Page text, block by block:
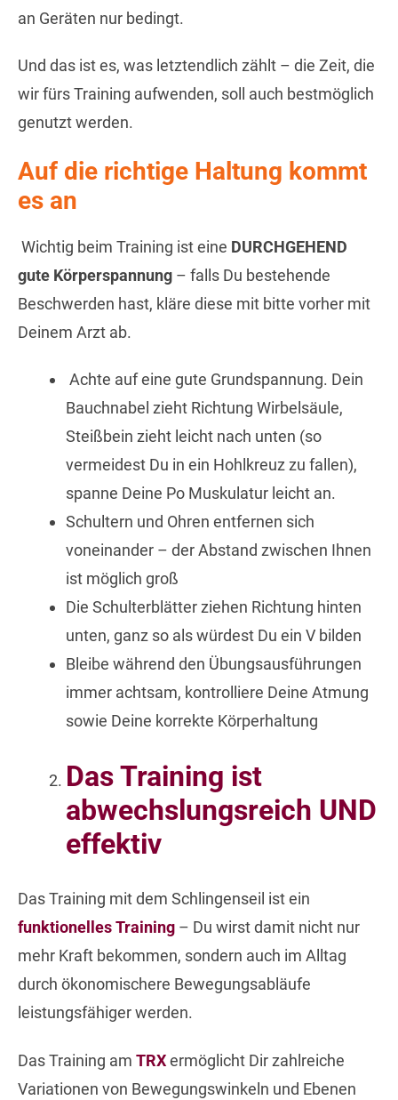
an Geräten nur bedingt.
Und das ist es, was letztendlich zählt – die Zeit, die
wir fürs Training aufwenden, soll auch bestmöglich
genutzt werden.
Auf die richtige Haltung kommt
es an
Wichtig beim Training ist eine DURCHGEHEND
gute Körperspannung – falls Du bestehende
Beschwerden hast, kläre diese mit bitte vorher mit
Deinem Arzt ab.
Achte auf eine gute Grundspannung. Dein
Bauchnabel zieht Richtung Wirbelsäule,
Steißbein zieht leicht nach unten (so
vermeidest Du in ein Hohlkreuz zu fallen),
spanne Deine Po Muskulatur leicht an.
Schultern und Ohren entfernen sich
voneinander – der Abstand zwischen Ihnen
ist möglich groß
Die Schulterblätter ziehen Richtung hinten
unten, ganz so als würdest Du ein V bilden
Bleibe während den Übungsausführungen
immer achtsam, kontrolliere Deine Atmung
sowie Deine korrekte Körperhaltung
Das Training ist
abwechslungsreich UND
effektiv
Das Training mit dem Schlingenseil ist ein
funktionelles Training – Du wirst damit nicht nur
mehr Kraft bekommen, sondern auch im Alltag
durch ökonomischere Bewegungsabläufe
leistungsfähiger werden.
Das Training am TRXermöglicht Dir zahlreiche
Variationen von Bewegungswinkeln und Ebenen